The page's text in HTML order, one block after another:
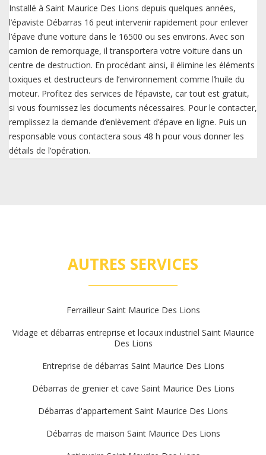
Installé à Saint Maurice Des Lions depuis quelques années,
l’épaviste Débarras 16 peut intervenir rapidement pour enlever
l’épave d’une voiture dans le 16500 ou ses environs. Avec son
camion de remorquage, il transportera votre voiture dans un
centre de destruction. En procédant ainsi, il élimine les éléments
toxiques et destructeurs de l’environnement comme l’huile du
moteur. Profitez des services de l’épaviste, car tout est gratuit,
si vous fournissez les documents nécessaires. Pour le contacter,
remplissez la demande d’enlèvement d’épave en ligne. Puis un
responsable vous contactera sous 48 h pour vous donner les
détails de l’opération.
AUTRES SERVICES
Ferrailleur Saint Maurice Des Lions
Vidage et débarras entreprise et locaux industriel Saint Maurice
Des Lions
Entreprise de débarras Saint Maurice Des Lions
Débarras de grenier et cave Saint Maurice Des Lions
Débarras d'appartement Saint Maurice Des Lions
Débarras de maison Saint Maurice Des Lions